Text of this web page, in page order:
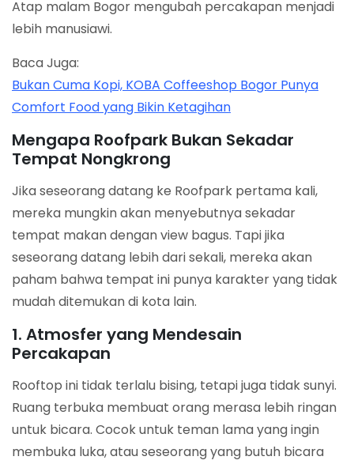
Atap malam Bogor mengubah percakapan menjadi
lebih manusiawi.
Baca Juga:
Bukan Cuma Kopi, KOBA Coffeeshop Bogor Punya
Comfort Food yang Bikin Ketagihan
Mengapa Roofpark Bukan Sekadar
Tempat Nongkrong
Jika seseorang datang ke Roofpark pertama kali,
mereka mungkin akan menyebutnya sekadar
tempat makan dengan view bagus. Tapi jika
seseorang datang lebih dari sekali, mereka akan
paham bahwa tempat ini punya karakter yang tidak
mudah ditemukan di kota lain.
1. Atmosfer yang Mendesain
Percakapan
Rooftop ini tidak terlalu bising, tetapi juga tidak sunyi.
Ruang terbuka membuat orang merasa lebih ringan
untuk bicara. Cocok untuk teman lama yang ingin
membuka luka, atau seseorang yang butuh bicara